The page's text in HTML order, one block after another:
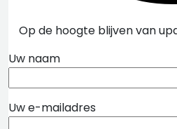
Op de hoogte blijven van
Uw naam
Uw e-mailadres